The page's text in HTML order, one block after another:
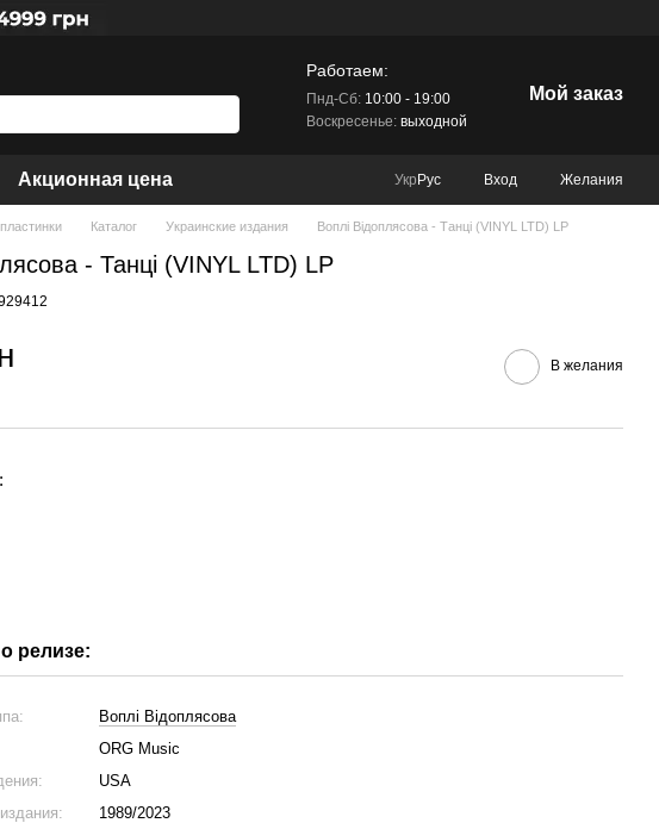
Работаем:
Пнд-Сб:10:00 - 19:00
Воскресенье:выходной
Мой заказ
Акционная цена Укр Рус Вход Желания
Каталог Украинские издания Воплі Відоплясова - Танці (VINYL LTD) LP
- Танці (VINYL LTD) LP
В желания
релизе:
Воплі Відоплясова
ORG Music
USA
1989/2023